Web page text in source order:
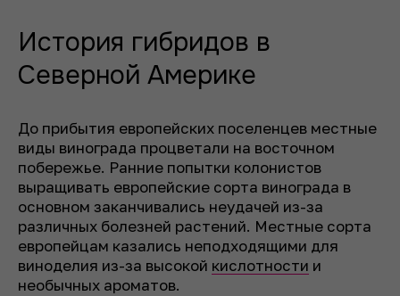
История гибридов в
Северной Америке
До прибытия европейских поселенцев местные
виды винограда процветали на восточном
побережье. Ранние попытки колонистов
выращивать европейские сорта винограда в
основном заканчивались неудачей из-за
различных болезней растений. Местные сорта
европейцам казались неподходящими для
виноделия из-за высокой кислотности и
необычных ароматов.